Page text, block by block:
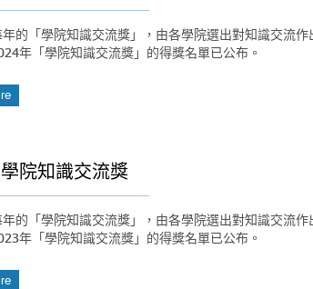
的「學院知識交流獎」，由各學院選出對知識交流
年「學院知識交流獎」的得獎名單已公布。
院知識交流獎
的「學院知識交流獎」，由各學院選出對知識交流
年「學院知識交流獎」的得獎名單已公布。